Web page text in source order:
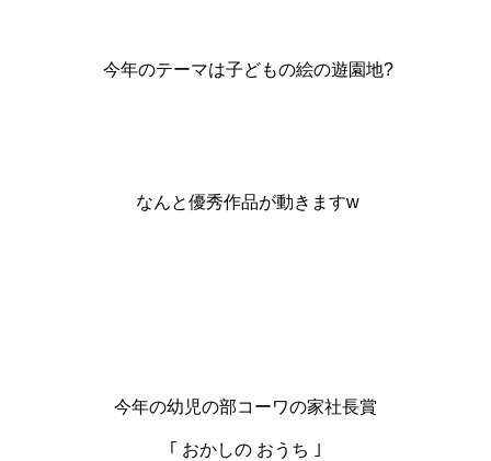
今年のテーマは子どもの絵の遊園地?
なんと優秀作品が動きますw
今年の幼児の部コーワの家社長賞
｢ おかしの おうち ｣